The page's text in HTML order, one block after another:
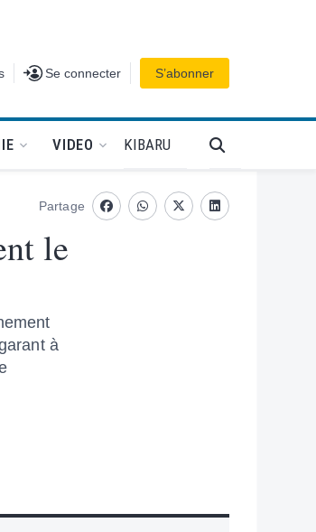
Se connecter
Se connecter S’abonner
VIDEO KIBARU
le
à
Partage
FacebookwhatsappTwitterLinkedin